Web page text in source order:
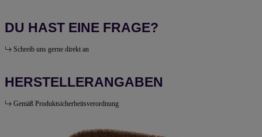
DU HAST EINE FRAGE?
Schreib uns gerne direkt an
HERSTELLERANGABEN
Gemäß Produktsicherheitsverordnung